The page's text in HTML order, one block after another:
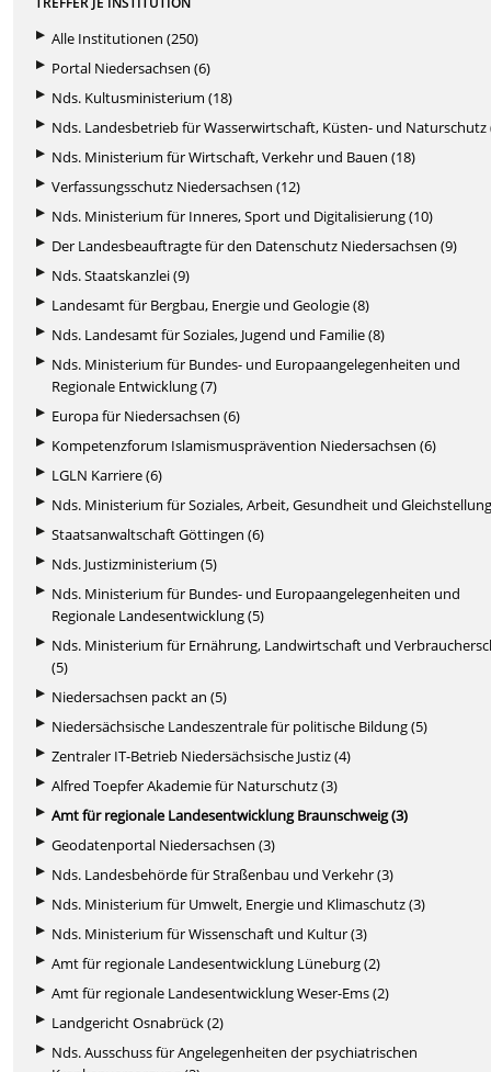
Alle Institutionen (250)
Portal Niedersachsen (6)
Nds. Kultusministerium (18)
Nds. Landesbetrieb für Wasserwirtschaft, Küsten- und Naturschutz
Nds. Ministerium für Wirtschaft, Verkehr und Bauen (18)
Verfassungsschutz Niedersachsen (12)
Nds. Ministerium für Inneres, Sport und Digitalisierung (10)
Der Landesbeauftragte für den Datenschutz Niedersachsen (9)
Nds. Staatskanzlei (9)
Landesamt für Bergbau, Energie und Geologie (8)
Nds. Landesamt für Soziales, Jugend und Familie (8)
Nds. Ministerium für Bundes- und Europaangelegenheiten und
Regionale Entwicklung (7)
Europa für Niedersachsen (6)
Kompetenzforum Islamismusprävention Niedersachsen (6)
LGLN Karriere (6)
Nds. Ministerium für Soziales, Arbeit, Gesundheit und
Staatsanwaltschaft Göttingen (6)
Nds. Justizministerium (5)
Nds. Ministerium für Bundes- und Europaangelegenheiten und
Regionale Landesentwicklung (5)
Nds. Ministerium für Ernährung, Landwirtschaft und
(5)
Niedersachsen packt an (5)
Niedersächsische Landeszentrale für politische Bildung (5)
Zentraler IT-Betrieb Niedersächsische Justiz (4)
Alfred Toepfer Akademie für Naturschutz (3)
Amt für regionale Landesentwicklung Braunschweig (3)
Geodatenportal Niedersachsen (3)
Nds. Landesbehörde für Straßenbau und Verkehr (3)
Nds. Ministerium für Umwelt, Energie und Klimaschutz (3)
Nds. Ministerium für Wissenschaft und Kultur (3)
Amt für regionale Landesentwicklung Lüneburg (2)
Amt für regionale Landesentwicklung Weser-Ems (2)
Landgericht Osnabrück (2)
Nds. Ausschuss für Angelegenheiten der psychiatrischen